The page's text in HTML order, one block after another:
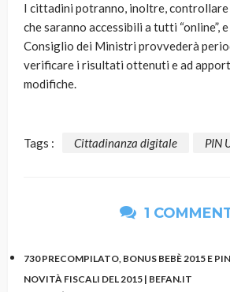
I cittadini potranno, inoltre,
che saranno accessibili a tutti “online”,
Consiglio dei Ministri provvederà
verificare i risultati ottenuti e ad
modifiche.
Tags : Cittadinanza digitale PIN
1
730 PRECOMPILATO, BONUS BEBÈ 2015 E
NOVITÀ FISCALI DEL 2015 | BEFAN.IT